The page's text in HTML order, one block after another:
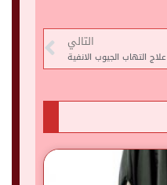
التالي
علاج التهاب الجيوب الانفية